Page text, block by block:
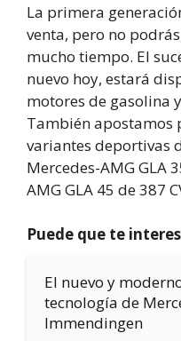
La primera
venta, pero no
mucho tiempo. El
nuevo hoy, estará
motores de gasolina
También apostamos
variantes deportivas
Mercedes-AMG GLA
AMG GLA 45 de 387
Puede que te
El nuevo y
tecnología de
Immendingen